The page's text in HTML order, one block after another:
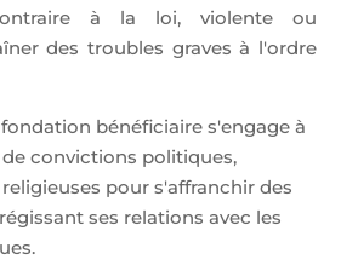
à la loi, violente ou
des troubles graves à l'ordre
bénéficiaire s'engage à
convictions politiques,
pour s'affranchir des
ses relations avec les